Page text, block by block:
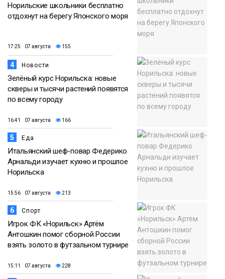
Норильские школьники бесплатно
отдохнут на берегу Японского моря
17:25 07 августа 155
4 Новости
Зелёный курс Норильска: новые
скверы и тысячи растений появятся
по всему городу
16:41 07 августа 166
5 Еда
Итальянский шеф-повар Федерико
Арнальди изучает кухню и прошлое
Норильска
15:56 07 августа 213
6 Спорт
Игрок ФК «Норильск» Артём
Антошкин помог сборной России
взять золото в футзальном турнире
15:11 07 августа 228